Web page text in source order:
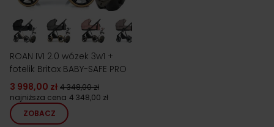
ROAN IVI 2.0 wózek 3w1 +
fotelik Britax BABY-SAFE PRO
3 998,00 zł 4 348,00 zł
najniższa cena 4 348,00 zł
ZOBACZ